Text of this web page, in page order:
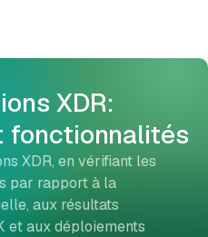
XDR:
fonctionnalités
XDR, en vérifiant les
par rapport à la
aux résultats
et aux déploiements